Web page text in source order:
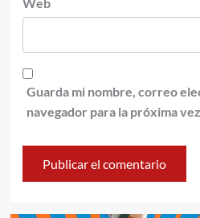
Guarda mi nombre, correo
navegador para la próxima